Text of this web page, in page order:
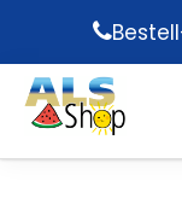
main
content